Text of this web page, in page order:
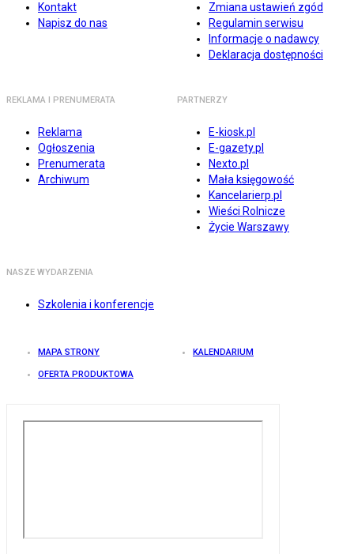
Kontakt
Napisz do nas
Zmiana ustawień zgód
Regulamin serwisu
Informacje o nadawcy
Deklaracja dostępności
REKLAMA I PRENUMERATA
Reklama
Ogłoszenia
Prenumerata
Archiwum
PARTNERZY
E-kiosk.pl
E-gazety.pl
Nexto.pl
Mała księgowość
Kancelarierp.pl
Wieści Rolnicze
Życie Warszawy
NASZE WYDARZENIA
Szkolenia i konferencje
MAPA STRONY KALENDARIUM
OFERTA PRODUKTOWA